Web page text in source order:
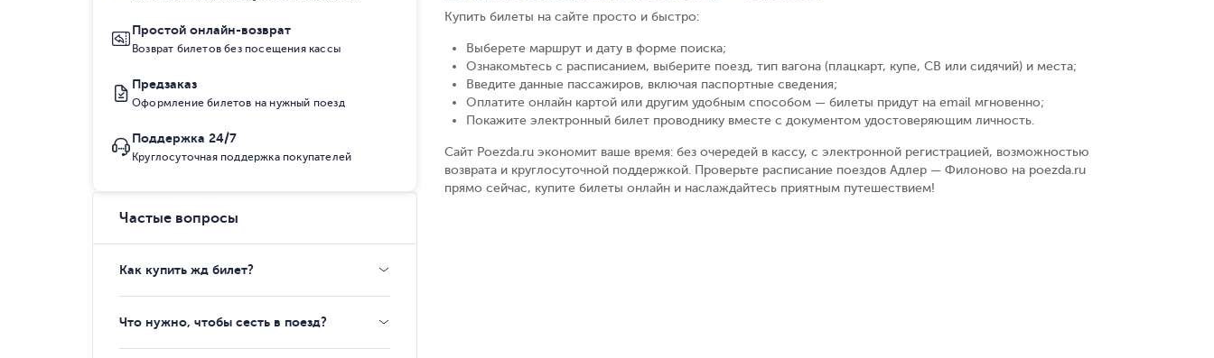
Купить билеты на сайте просто и быстро:
Выберете маршрут и дату в форме поиска;
Ознакомьтесь с расписанием, выберите поезд, тип вагона (плацкарт, купе, СВ или сидячий) и места;
Введите данные пассажиров, включая паспортные сведения;
Оплатите онлайн картой или другим удобным способом — билеты придут на email мгновенно;
Покажите электронный билет проводнику вместе с документом удостоверяющим личность.
Сайт Poezda.ru экономит ваше время: без очередей в кассу, с электронной регистрацией, возможностью
возврата и круглосуточной поддержкой. Проверьте расписание поездов Адлер — Филоново на poezda.ru
прямо сейчас, купите билеты онлайн и наслаждайтесь приятным путешествием!
Простой онлайн-возврат
Возврат билетов без посещения кассы
Предзаказ
Оформление билетов на нужный поезд
Поддержка 24/7
Круглосуточная поддержка покупателей
Частые вопросы
Как купить жд билет?
Что нужно, чтобы сесть в поезд?